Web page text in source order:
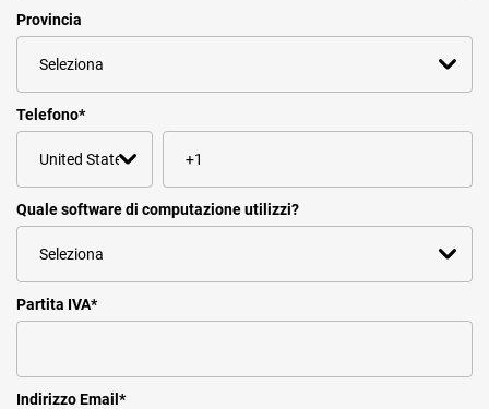
Provincia
Telefono*
Quale software di computazione utilizzi?
Partita IVA*
Indirizzo Email *